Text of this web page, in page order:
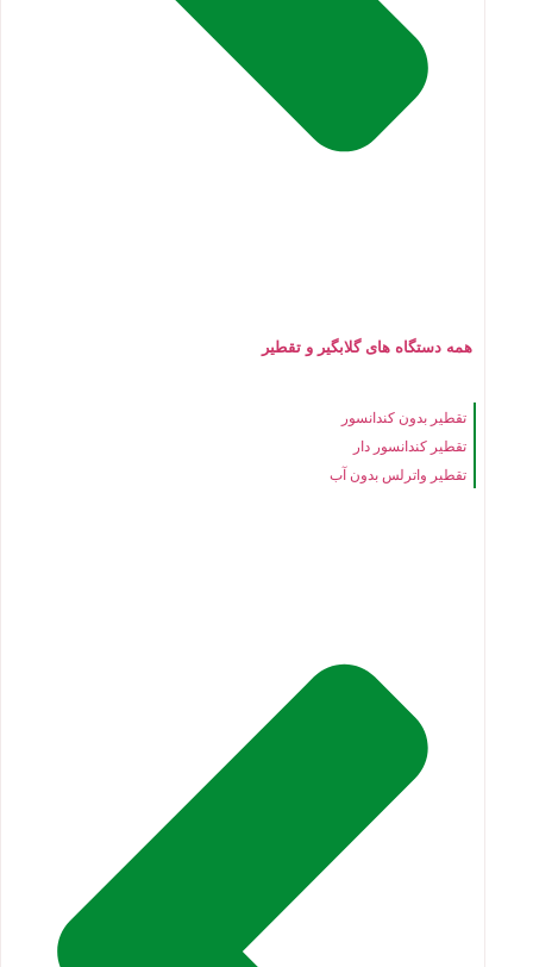
همه دستگاه های گلابگیر و تقطیر
تقطیر بدون کندانسور
تقطیر کندانسور دار
تقطیر واترلس بدون آب